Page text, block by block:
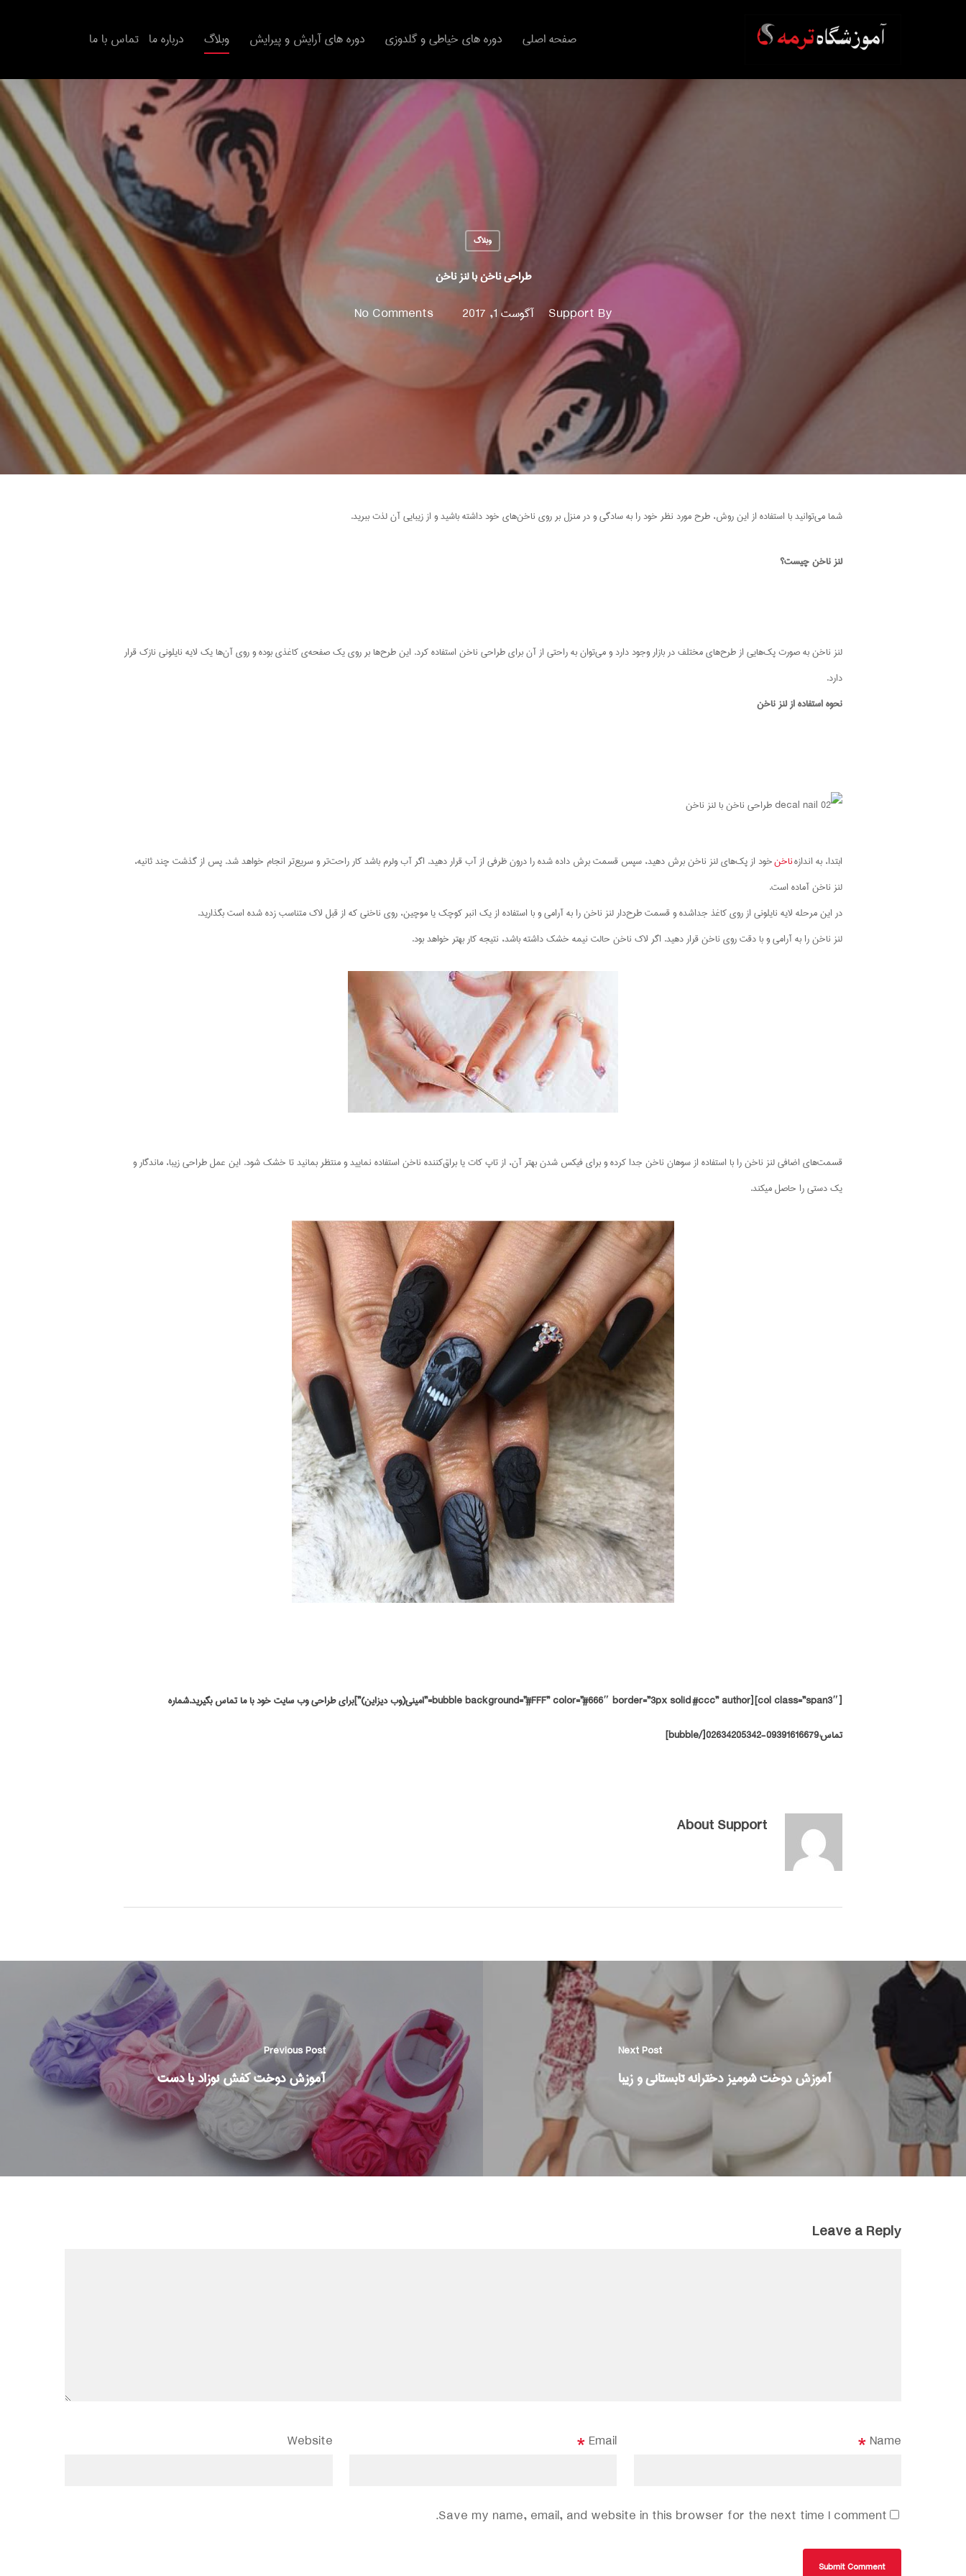
صفحه اصلی دوره های خیاطی و گلدوزی دوره های آرایش و پیرایش وبلاگ درباره ما تماس با ما
وبلاگ
طراحی ناخن با لنز ناخن
By
Support آگوست 1, 2017 No Comments
شما می‌توانید با استفاده از این روش، طرح مورد نظر خود را به سادگی و در منزل بر روی ناخن‌های خود داشته باشید و از زیبایی آن لذت ببرید.
لنز ناخن چیست؟
لنز ناخن به صورت پک‌هایی از طرح‌های مختلف در بازار وجود دارد و می‌توان به راحتی از آن برای طراحی ناخن استفاده کرد. این طرح‌ها بر روی یک صفحه‌ی کاغذی بوده و روی آن‌ها یک لایه نایلونی نازک قرار
دارد.
نحوه استفاده از لنز ناخن
ابتدا، به اندازهناخنخود از پک‌های لنز ناخن برش دهید، سپس قسمت برش داده شده را درون ظرفی از آب قرار دهید. اگر آب ولرم باشد کار راحت‌تر و سریع‌تر انجام خواهد شد. پس از گذشت چند ثانیه،
لنز ناخن آماده است.
در این مرحله لایه نایلونی از روی کاغذ جداشده و قسمت طرح‌دار لنز ناخن را به آرامی و با استفاده از یک انبر کوچک یا موچین، روی ناخنی که از قبل لاک متناسب زده شده است بگذارید.
لنز ناخن را به آرامی و با دقت روی ناخن قرار دهید. اگر لاک ناخن حالت نیمه خشک داشته باشد، نتیجه کار بهتر خواهد بود.
قسمت‌های اضافی لنز ناخن را با استفاده از سوهان ناخن جدا کرده و برای فیکس شدن بهتر آن، از تاپ کات یا براق‌کننده ناخن استفاده نمایید و منتظر بمانید تا خشک شود. این عمل طراحی زیبا، ماندگار و
یک دستی را حاصل میکند.
[col class=”span3″][bubble background=”#FFF” color=”#666″ border=”3px solid #ccc” author=”امینی(وب دیزاین)”]برای طراحی وب سایت خود با ما تماس بگیرید.شماره
تماس:09391616679-02634205342[/bubble]
AboutSupport
Previous Post
آموزش دوخت کفش نوزاد با دست
Next Post
آموزش دوخت شومیز دخترانه تابستانی و زیبا
Leave a Reply
Name
*
Email
*
Website
Save my name, email, and website in this browser for the next time I comment.